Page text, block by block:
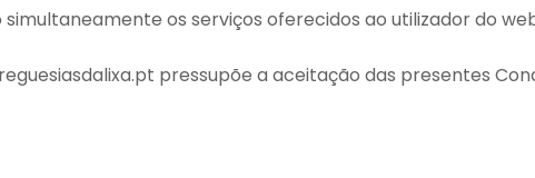
os serviços oferecidos ao utilizador do
pressupõe a aceitação das presentes